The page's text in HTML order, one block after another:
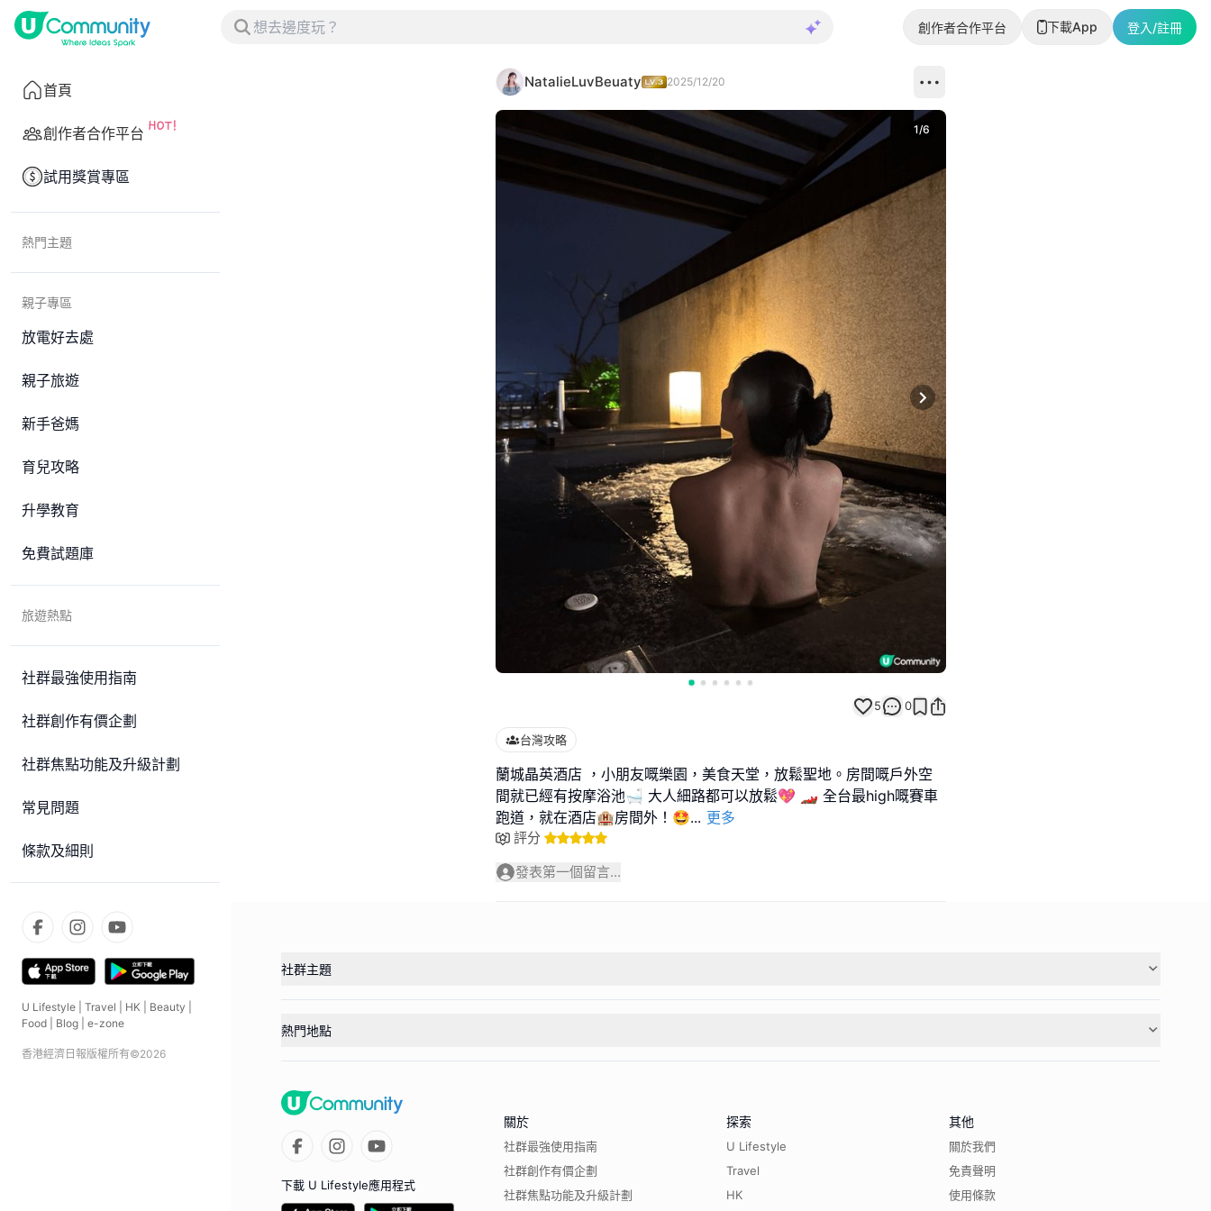
創作者合作平台 下載App 登入/註冊
首頁
創作者合作平台
試用獎賞專區
熱門主題
親子專區
放電好去處
親子旅遊
新手爸媽
育兒攻略
升學教育
免費試題庫
旅遊熱點
社群最強使用指南
社群創作有價企劃
社群焦點功能及升級計劃
常見問題
條款及細則
U Lifestyle Travel HK Beauty
Food
Blog e-zone
香港經濟日報版權所有©2026
NatalieLuvBeuaty 2025/12/20
Next slide
1/6
5 0
台灣攻略
蘭城晶英酒店 ，小朋友嘅樂園，美食天堂，放鬆聖地。房間嘅戶外空
間就已經有按摩浴池🛁 大人細路都可以放鬆💖 🏎️ 全台最high嘅賽車
跑道，就在酒店🏨房間外！🤩... 更多
評分
發表第一個留言...
社群主題
熱門地點
下載 U Lifestyle應用程式
關於
社群最強使用指南
社群創作有價企劃
社群焦點功能及升級計劃
探索
U Lifestyle
Travel
HK
其他
關於我們
免責聲明
使用條款